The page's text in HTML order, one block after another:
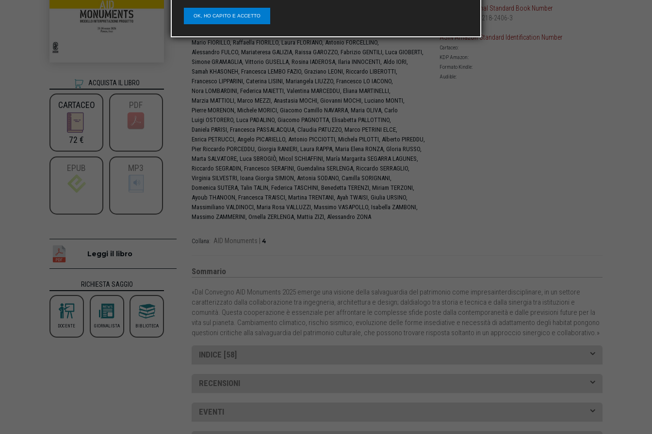
ACQUISTA IL LIBRO
CARTACEO
72 €
PDF
EPUB MP3
Leggi il libro
RICHIESTA SAGGIO
DOCENTE GIORNALISTA BIBLIOTECA
MATTEIS,MarcoDE SIMONE
IsabellaDIOTALLEVI,EleonoraDOTTORINI
Mario FIORILLO, Raffaella FIORILLO, Laura FLORIANO, Antonio FORCELLINO,
Alessandro FULCO, Mariateresa GALIZIA, Raissa GAROZZO, Fabrizio GENTILI, Luca GIOBERTI,
Simone GRAMAGLIA, Vittorio GUSELLA, Rosina IADEROSA, Ilaria INNOCENTI, Aldo IORI,
Samah KHASONEH, Francesca LEMBO FAZIO, Graziano LEONI, Riccardo LIBEROTTI,
Francesco LIPPARINI, Caterina LISINI, Mariangela LIUZZO, Francesco LO IACONO,
Nora LOMBARDINI, Federica MAIETTI, Valentina MARCEDDU, Eliana MARTINELLI,
Marzia MATTIOLI, Marco MEZZI, Anastasia MOCHI, Giovanni MOCHI, Luciano MONTI,
Pierre MORENON, Michele MORICI, Giacomo Camillo NAVARRA, Maria OLIVA, Carlo
Luigi OSTORERO, Luca PADALINO, Giacomo PAGNOTTA, Elisabetta PALLOTTINO,
Daniela PARISI, Francesca PASSALACQUA, Claudia PATUZZO, Marco PETRINI ELCE,
Enrica PETRUCCI, Angelo PICARIELLO, Antonio PICCIOTTI, Michela PILOTTI, Alberto PIREDDU,
Pier Riccardo PORCEDDU, Giorgia RANIERI, Laura RAPPA, Maria Elena RONZA, Gloria RUSSO,
Marta SALVATORE, Luca SBROGIÒ, Micol SCHIAFFINI, María Margarita SEGARRA LAGUNES,
Riccardo SEGRADIN, Francesco SERAFINI, Guendalina SERLENGA, Riccardo SERRAGLIO,
Virginia SILVESTRI, Ioana Giorgia SIMION, Antonia SODANO, Camilla SORIGNANI,
Domenica SUTERA, Talin TALIN, Federica TASCHINI, Benedetta TERENZI, Miriam TERZONI,
Ayoub THANOON, Francesca TRAISCI, Martina TRENTANI, Ayah TWAISI, Giulia URSINO,
Massimiliano VALDINOCI, Maria Rosa VALLUZZI, Massimo VASAPOLLO, Isabella ZAMBONI,
Massimo ZAMMERINI, Ornella ZERLENGA, Mattia ZIZI, Alessandro ZONA
Collana: AID Monuments 4
ISBN International Standard Book Number
979-12-218-2406-3
ASIN Amazon Standard Identification Number
Cartaceo:
KDP Amazon:
Formato Kindle:
Audible:
Sommario
«Dal Convegno AID Monuments 2025 emerge una visione della salvaguardia del patrimonio come impresainterdisciplinare, in un settore
caratterizzato dalla collaborazione tra ingegneria, architettura e design; daldialogo tra storia e tecnica e dalla sinergia tra istituzioni e
comunità. Questa cooperazione è essenziale per affrontare le complesse sfide poste dalla contemporaneità e dalle previsioni future per la
vita sul pianeta. Cambiamento climatico, rischio sismico, evoluzione delle forme insediative e necessità di adattamento degli habitat pongono
questioni critiche alla salvaguardia del patrimonio culturale, che possono trovare risposta soltanto in un approccio sinergico e collaborativo.»
INDICE [58]
RECENSIONI
EVENTI
OK, HO CAPITO E ACCETTO